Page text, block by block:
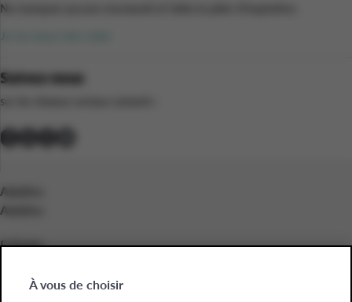
Ne manquez aucune nouveauté et faites le plein d’inspiration.
Je ne veux rien rater
Suivez-nous
sur les réseaux sociaux suivants :
Adultes
Adultes
Enfants
À vous de choisir